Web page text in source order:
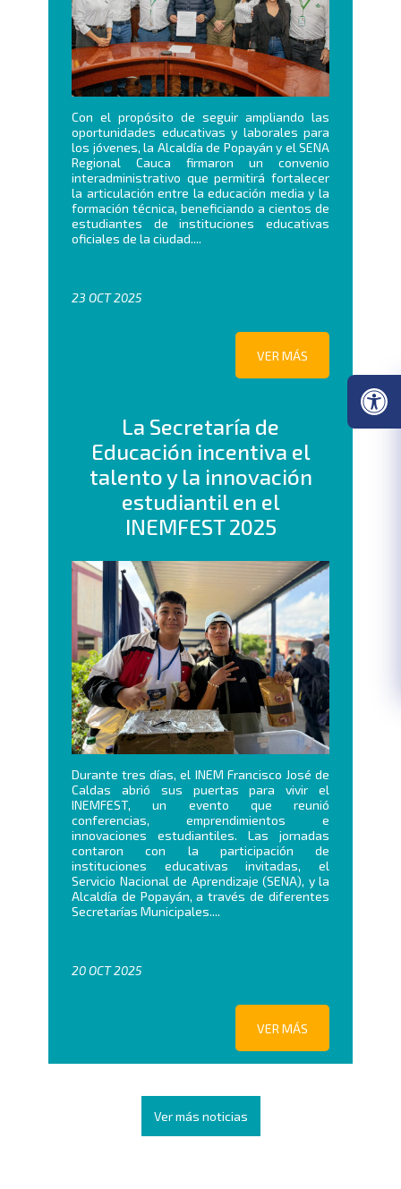
Con el propósito de seguir ampliando las
oportunidades educativas y laborales para
los jóvenes, la Alcaldía de Popayán y el SENA
Regional Cauca firmaron un convenio
interadministrativo que permitirá fortalecer
la articulación entre la educación media y la
formación técnica, beneficiando a cientos de
estudiantes de instituciones educativas
oficiales de la ciudad....
23 OCT 2025
VER MÁS
La Secretaría de
Educación incentiva el
talento y la innovación
estudiantil en el
INEMFEST 2025
Durante tres días, el INEM Francisco José de
Caldas abrió sus puertas para vivir el
INEMFEST, un evento que reunió
conferencias, emprendimientos e
innovaciones estudiantiles. Las jornadas
contaron con la participación de
instituciones educativas invitadas, el
Servicio Nacional de Aprendizaje (SENA), y la
Alcaldía de Popayán, a través de diferentes
Secretarías Municipales....
20 OCT 2025
VER MÁS
Ver más noticias